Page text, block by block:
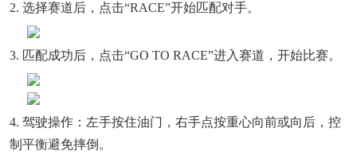
2. 选择赛道后，点击“RACE”开始匹配对手。
3. 匹配成功后，点击“GO TO RACE”进入赛道，开始比赛。
4. 驾驶操作：左手按住油门，右手点按重心向前或向后，控
制平衡避免摔倒。